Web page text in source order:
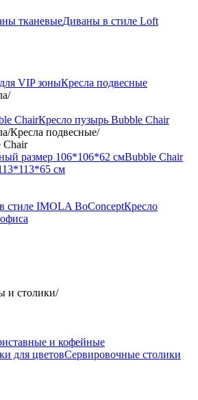
тканевыеДиваны в стиле Loft
VIP зоныКресла подвесные
/
Кресло пузырь Bubble Chair
/Кресла подвесные/
Chair
размер 106*106*62 смBubble Chair
см
стиле IMOLA BoConceptКресло
и столики/
и кофейные
для цветовСервировочные столики